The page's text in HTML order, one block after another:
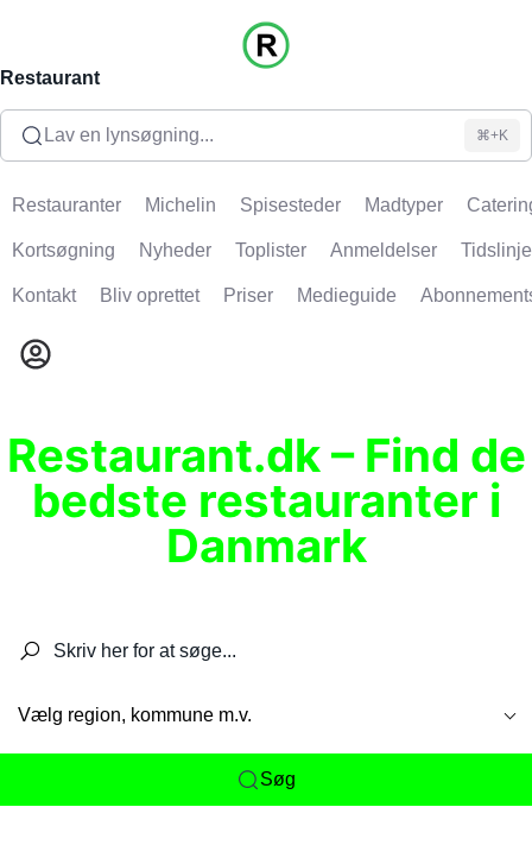
Restaurant
Lav en lynsøgning... ⌘+K
Restauranter Michelin Spisesteder Madtyper
Kortsøgning Nyheder Toplister Anmeldelser Tidslinje
Kontakt Bliv oprettet Priser Medieguide
Restaurant.dk – Find de
bedste restauranter i
Danmark
Vælg region, kommune m.v.
Søg